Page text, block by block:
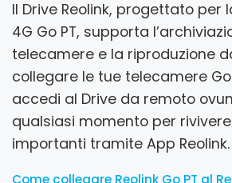
Il Drive Reolink, progettato per
4G Go PT, supporta
telecamere e la riproduzione
collegare le tue telecamere Go
accedi al Drive da remoto
qualsiasi momento per
importanti tramite App Reolink.
Come collegare Reolink Go PT al